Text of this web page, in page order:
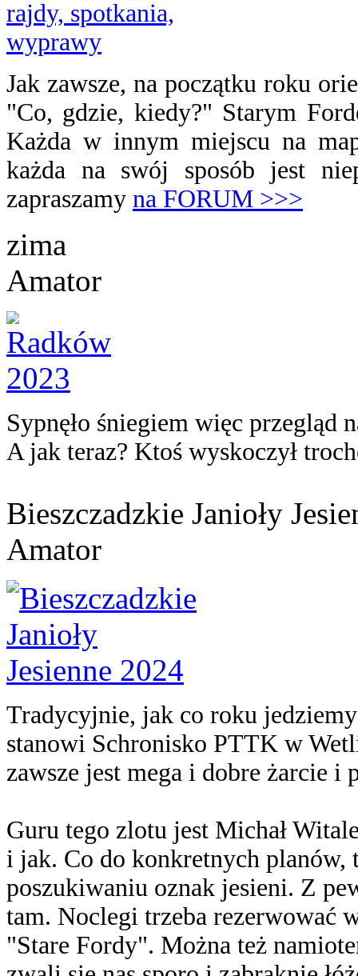
Jak zawsze, na początku roku
"Co, gdzie, kiedy?" Starym
Każda w innym miejscu na
każda na swój sposób jest
zapraszamy na FORUM >>>
zima
Amator
Sypnęło śniegiem więc przegląd
A jak teraz? Ktoś wyskoczył
Bieszczadzkie Janioły
Amator
Tradycyjnie, jak co roku
stanowi Schronisko PTTK w
zawsze jest mega i dobre żarcie i
Guru tego zlotu jest Michał
i jak. Co do konkretnych planów,
poszukiwaniu oznak jesieni. Z
tam. Noclegi trzeba rezerwować
"Stare Fordy". Można też